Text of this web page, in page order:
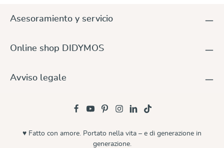
Asesoramiento y servicio
Online shop DIDYMOS
Avviso legale
♥ Fatto con amore. Portato nella vita – e di generazione in
generazione.